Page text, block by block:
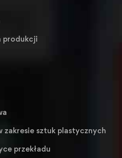
produkcji
zakresie sztuk plastycznych
przekładu